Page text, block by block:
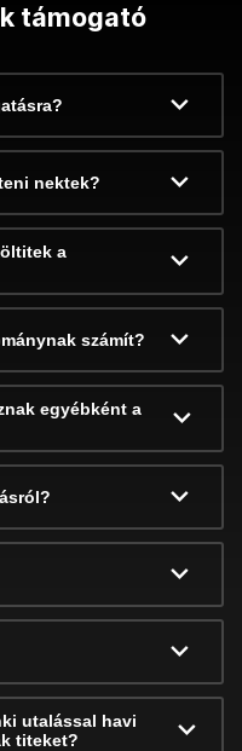
támogató
nektek?
a
számít?
egyébként a
utalással havi
titeket?